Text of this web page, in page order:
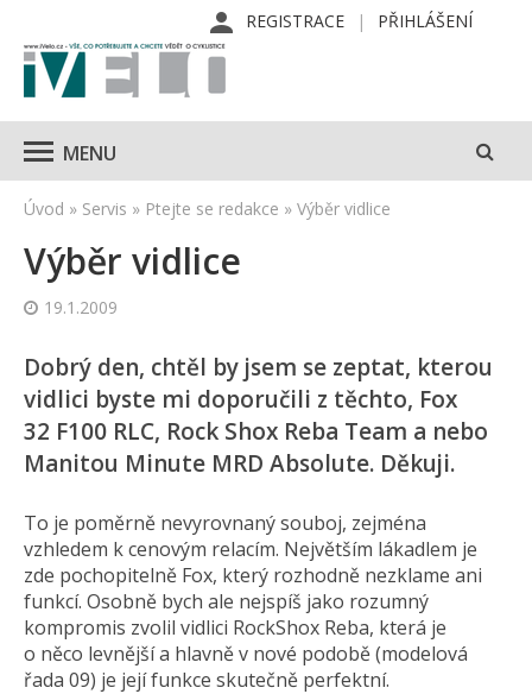
REGISTRACE PŘIHLÁŠENÍ
MENU
Úvod » Servis » Ptejte se redakce » Výběr vidlice
Výběr vidlice
19.1.2009
Dobrý den, chtěl by jsem se zeptat, kterou
vidlici byste mi doporučili z těchto, Fox
32 F100 RLC, Rock Shox Reba Team a nebo
Manitou Minute MRD Absolute. Děkuji.
To je poměrně nevyrovnaný souboj, zejména
vzhledem k cenovým relacím. Největším lákadlem je
zde pochopitelně Fox, který rozhodně nezklame ani
funkcí. Osobně bych ale nejspíš jako rozumný
kompromis zvolil vidlici RockShox Reba, která je
o něco levnější a hlavně v nové podobě (modelová
řada 09) je její funkce skutečně perfektní.